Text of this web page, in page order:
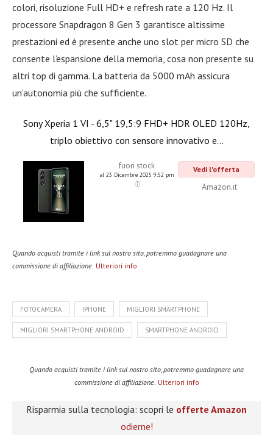
colori, risoluzione Full HD+ e refresh rate a 120 Hz. Il
processore Snapdragon 8 Gen 3 garantisce altissime
prestazioni ed è presente anche uno slot per micro SD che
consente l’espansione della memoria, cosa non presente su
altri top di gamma. La batteria da 5000 mAh assicura
un’autonomia più che sufficiente.
Sony Xperia 1 VI - 6,5" 19,5:9 FHD+ HDR OLED 120Hz,
triplo obiettivo con sensore innovativo e...
fuori stock
al 23 Dicembre 2025 9:52 pm
Vedi l'offerta
Amazon.it
Quando acquisti tramite i link sul nostro sito, potremmo guadagnare una
commissione di affiliazione. Ulteriori info
FOTOCAMERA IPHONE MIGLIORI SMARTPHONE
MIGLIORI SMARTPHONE ANDROID SMARTPHONE ANDROID
Quando acquisti tramite i link sul nostro sito, potremmo guadagnare una
commissione di affiliazione. Ulteriori info
Risparmia sulla tecnologia: scopri le offerte Amazon
odierne!